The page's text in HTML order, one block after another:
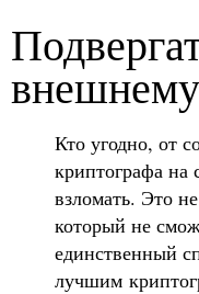
Кто угодно, от
криптографа на
взломать. Это
который не
единственный
лучшим